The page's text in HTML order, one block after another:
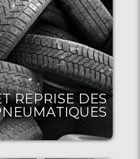
REPRISE DES